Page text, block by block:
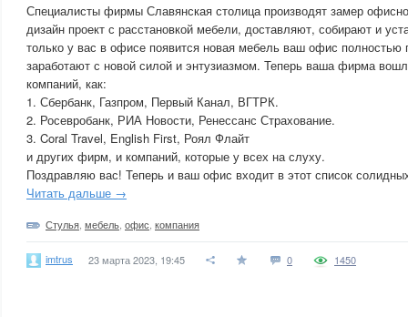
Специалисты фирмы Славянская столица производят замер
дизайн проект с расстановкой мебели, доставляют, собирают и
только у вас в офисе появится новая мебель ваш офис полностью
заработают с новой силой и энтузиазмом. Теперь ваша фирма
компаний, как:
1. Сбербанк, Газпром, Первый Канал, ВГТРК.
2. Росевробанк, РИА Новости, Ренессанс Страхование.
3. Coral Travel, English First, Роял Флайт
и других фирм, и компаний, которые у всех на слуху.
Поздравляю вас! Теперь и ваш офис входит в этот список
Читать дальше →
Стулья мебель офис компания
imtrus 23 марта 2023, 19:45 0 1450